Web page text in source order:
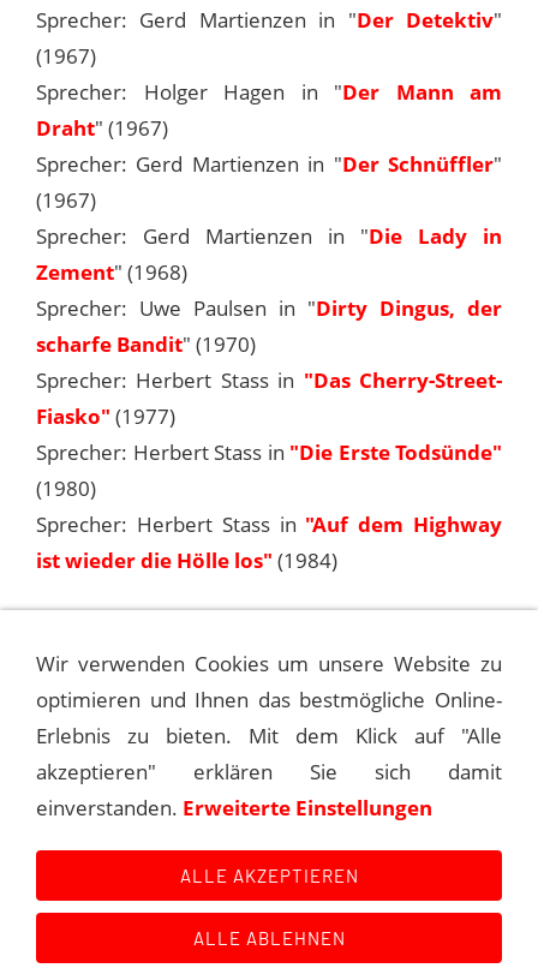
Sprecher: Gerd Martienzen in "Der Detektiv"
(1967)
Sprecher: Holger Hagen in "Der Mann am
Draht" (1967)
Sprecher: Gerd Martienzen in "Der Schnüffler"
(1967)
Sprecher: Gerd Martienzen in "Die Lady in
Zement" (1968)
Sprecher: Uwe Paulsen in "Dirty Dingus, der
scharfe Bandit" (1970)
Sprecher: Herbert Stass in "Das Cherry-Street-
Fiasko" (1977)
Sprecher: Herbert Stass in "Die Erste Todsünde"
(1980)
Sprecher: Herbert Stass in "Auf dem Highway
ist wieder die Hölle los" (1984)
Sprecher: Herbert Stass in "Magnum"
(Synchronisation für RTL 1996)
Zusammengestellt von Andreas Kroniger für Sinatra
- The Main Event
Main Event History
Wir verwenden Cookies um unsere Website zu
optimieren und Ihnen das bestmögliche Online-
Erlebnis zu bieten. Mit dem Klick auf "Alle
akzeptieren" erklären Sie sich damit
einverstanden. Erweiterte Einstellungen
ALLE AKZEPTIEREN
ALLE ABLEHNEN